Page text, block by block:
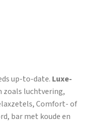
up-to-date. Luxe-
luchtvering,
Comfort- of
bar met koude en